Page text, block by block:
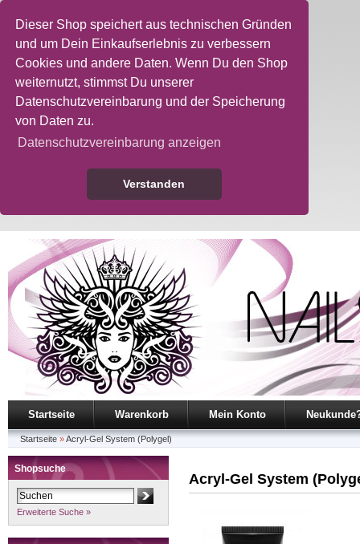
Dieser Shop speichert aus technischen Gründen
und um Dein Einkaufserlebnis zu verbessern
Cookies und andere Daten. Wenn Du den Shop
weiternutzt, stimmst Du unserer
Datenschutzvereinbarung und der Speicherung
von Daten zu.
Datenschutzvereinbarung anzeigen
Verstanden
Startseite Warenkorb Mein Konto
Startseite »Acryl-Gel System (Polygel)
Shopsuche
Erweiterte Suche »
Acryl-Gel System